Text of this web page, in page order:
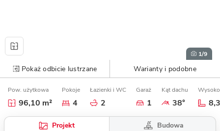
1/9
Pokaż odbicie lustrzane Warianty i podobne
Pow. użytkowa
96,10 m²
Pokoje
4
Łazienki i WC
2
Garaż
1
Kąt dachu
38°
Projekt Budowa